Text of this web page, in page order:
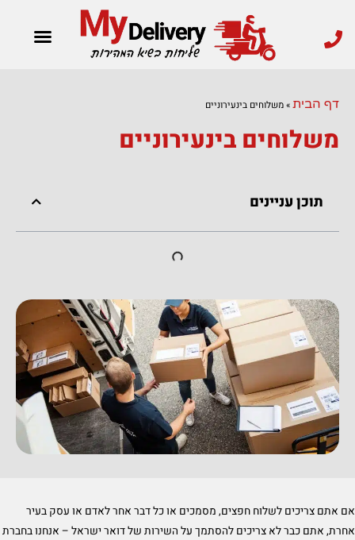
לתוכן
דף הבית»משלוחים בינעירוניים
משלוחים בינעירוניים
תוכן עניינים
אם אתם צריכים לשלוח חפצים, מסמכים או כל דבר אחר לאדם או עסק בעיר
אחרת, אתם כבר לא צריכים להסתמך על השירות של דואר ישראל – אנחנו בחברת